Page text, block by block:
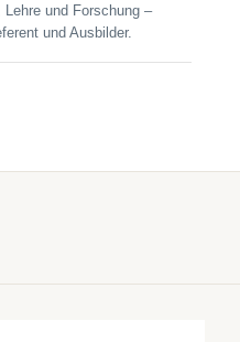
und Forschung –
und Ausbilder.